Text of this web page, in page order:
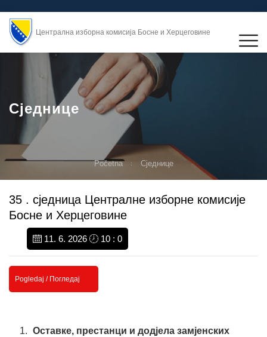
Централна изборна комисија Босне и Херцеговине
Сједнице
Početna Сједнице
35 . сједница Централне изборне комисије
Босне и Херцеговине
11. 6. 2026 10 : 0
Pogledaj / Погледај
Оставке, престанци и додјела замјенских